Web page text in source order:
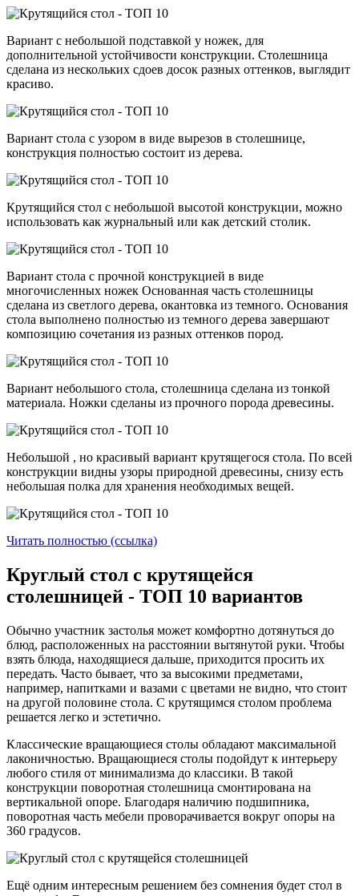
Вариант с небольшой подставкой у ножек, для
дополнительной устойчивости конструкции. Столешница
сделана из нескольких сдоев досок разных оттенков, выглядит
красиво.
Вариант стола с узором в виде вырезов в столешнице,
конструкция полностью состоит из дерева.
Крутящийся стол с небольшой высотой конструкции, можно
использовать как журнальный или как детский столик.
Вариант стола с прочной конструкцией в виде
многочисленных ножек Основанная часть столешницы
сделана из светлого дерева, окантовка из темного. Основания
стола выполнено полностью из темного дерева завершают
композицию сочетания из разных оттенков пород.
Вариант небольшого стола, столешница сделана из тонкой
материала. Ножки сделаны из прочного порода древесины.
Небольшой , но красивый вариант крутящегося стола. По всей
конструкции видны узоры природной древесины, снизу есть
небольшая полка для хранения необходимых вещей.
Читать полностью (ссылка)
Круглый стол с крутящейся
столешницей - ТОП 10 вариантов
Обычно участник застолья может комфортно дотянуться до
блюд, расположенных на расстоянии вытянутой руки. Чтобы
взять блюда, находящиеся дальше, приходится просить их
передать. Часто бывает, что за высокими предметами,
например, напитками и вазами с цветами не видно, что стоит
на другой половине стола. С крутящимся столом проблема
решается легко и эстетично.
Классические вращающиеся столы обладают максимальной
лаконичностью. Вращающиеся столы подойдут к интерьеру
любого стиля от минимализма до классики. В такой
конструкции поворотная столешница смонтирована на
вертикальной опоре. Благодаря наличию подшипника,
поворотная часть мебели проворачивается вокруг опоры на
360 градусов.
Ещё одним интересным решением без сомнения будет стол в